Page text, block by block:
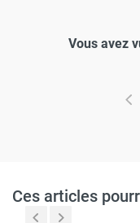
Vous avez
Ces articles